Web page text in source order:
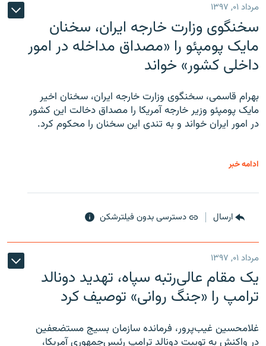
مرداد ۰۱, ۱۳۹۷
سخنگوی وزارت خارجه ایران، سخنان
مایک پومپئو را «مصداق مداخله در امور
داخلی کشور» خواند
بهرام قاسمی، سخنگوی وزارت خارجه ایران، سخنان اخیر
مایک پومپئو وزیر خارجه آمریکا را مصداق دخالت این کشور
در امور ایران خواند و به تندی این سخنان را محکوم کرد.
ادامه خبر
ارسال دسترسی بدون فیلترشکن
مرداد ۰۱, ۱۳۹۷
یک مقام عالی‌رتبه سپاه، تهدید دونالد
ترامپ را «جنگ روانی» توصیف کرد
غلامحسین غیب‌پرور، فرمانده سازمان بسیج مستضعفین
در واکنش به توییت دونالد ترامپ رئیس‌جمهوری آمریکا،